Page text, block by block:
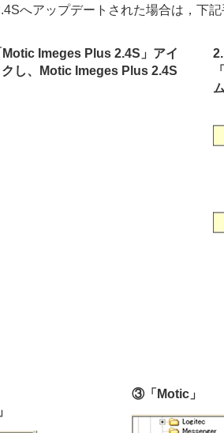
へアップデートされた場合は，下
Imeges Plus 2.4S」アイ
し、Motic Imeges Plus 2.4S
③「Motic」